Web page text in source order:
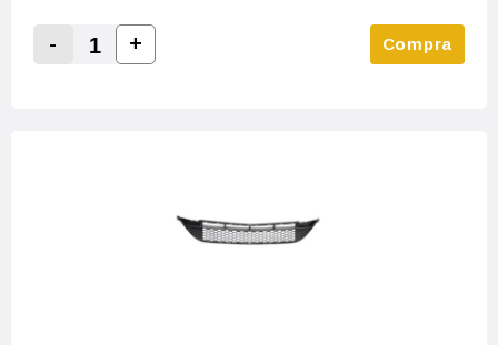
Decrease Quantity:
-
Increase Quantity:
+ Compra